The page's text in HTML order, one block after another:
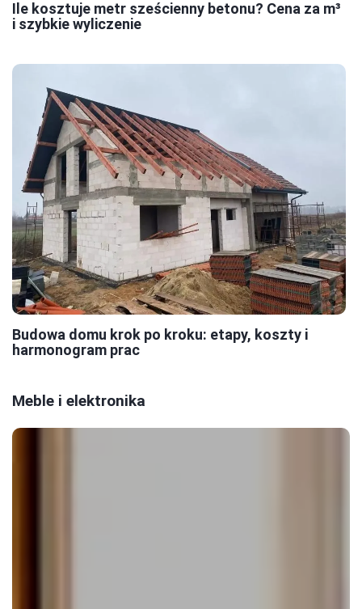
Ile kosztuje metr sześcienny betonu? Cena za m³
i szybkie wyliczenie
Budowa domu krok po kroku: etapy, koszty i
harmonogram prac
Meble i elektronika